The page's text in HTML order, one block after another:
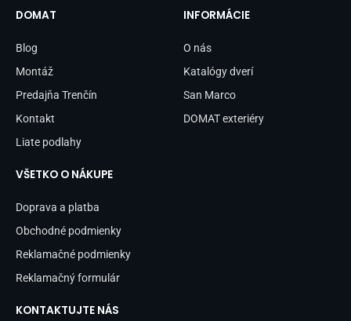
b
o
k
-
DOMAT
Blog
Montáž
Predajňa Trenčín
Kontakt
Liate podlahy
INFORMÁCIE
O nás
Katalógy dverí
San Marco
DOMAT exteriéry
VŠETKO O NÁKUPE
Doprava a platba
Obchodné podmienky
Reklamačné podmienky
Reklamačný formulár
KONTAKTUJTE NÁS